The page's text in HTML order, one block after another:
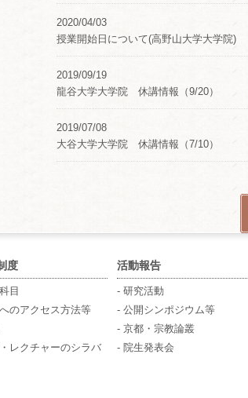
2020/04/03
授業開始日について(高野山大学大学院)
2019/09/19
龍谷大学大学院 休講情報（9/20）
2019/07/08
大谷大学大学院 休講情報（7/10）
度
目
のアクセス方法等
レクチャーのシラバ
活動報告
- 研究活動
- 公開シンポジウム等
- 京都・宗教論叢
- 院生発表会